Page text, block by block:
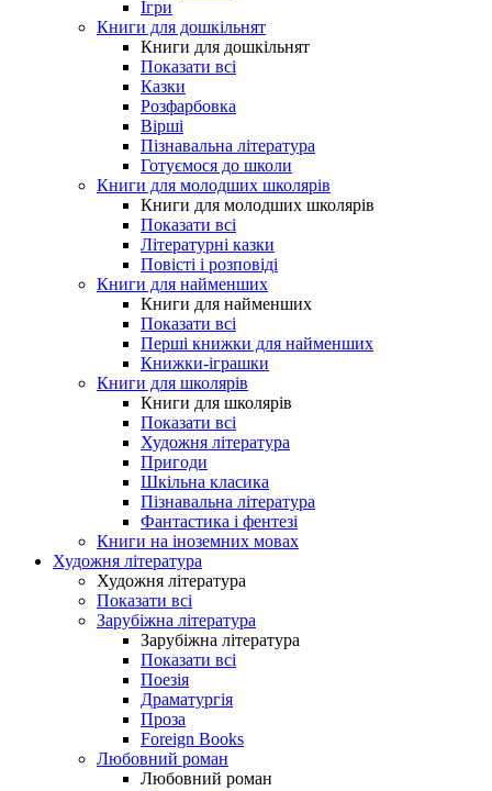
Ігри
Книги для дошкільнят
Книги для дошкільнят
Показати всі
Казки
Розфарбовка
Вірші
Пізнавальна література
Готуємося до школи
Книги для молодших школярів
Книги для молодших школярів
Показати всі
Літературні казки
Повісті і розповіді
Книги для найменших
Книги для найменших
Показати всі
Перші книжки для найменших
Книжки-іграшки
Книги для школярів
Книги для школярів
Показати всі
Художня література
Пригоди
Шкільна класика
Пізнавальна література
Фантастика і фентезі
Книги на іноземних мовах
Художня література
Художня література
Показати всі
Зарубіжна література
Зарубіжна література
Показати всі
Поезія
Драматургія
Проза
Foreign Books
Любовний роман
Любовний роман